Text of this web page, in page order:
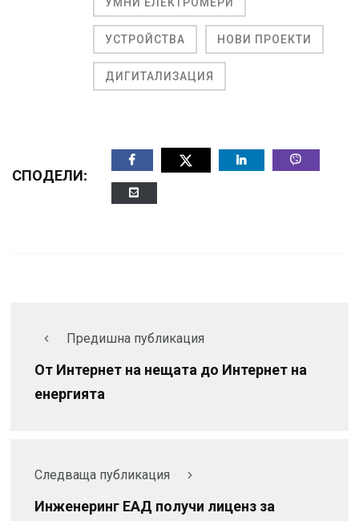
УМНИ ЕЛЕКТРОМЕРИ
УСТРОЙСТВА НОВИ ПРОЕКТИ
ДИГИТАЛИЗАЦИЯ
СПОДЕЛИ:
Предишна публикация
От Интернет на нещата до Интернет на
енергията
Следваща публикация
Инженеринг ЕАД получи лиценз за